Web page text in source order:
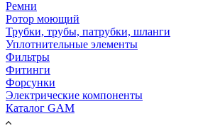
Ремни
Ротор моющий
Трубки, трубы, патрубки, шланги
Уплотнительные элементы
Фильтры
Фитинги
Форсунки
Электрические компоненты
Каталог GAM